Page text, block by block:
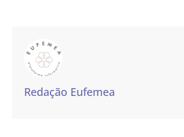
Redação Eufemea